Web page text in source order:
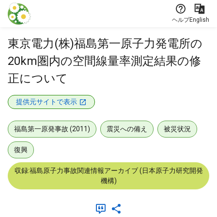
本文に飛ぶ
ヘルプEnglish
東京電力(株)福島第一原子力発電所の
20km圏内の空間線量率測定結果の修
正について
提供元サイトで表示
福島第一原発事故 (2011) 震災への備え 被災状況
復興
収録:福島原子力事故関連情報アーカイブ (日本原子力研究開発
機構)